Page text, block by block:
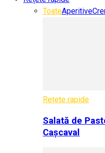
ToateAperitive
Rețete rapide
Salată de
Cașcaval